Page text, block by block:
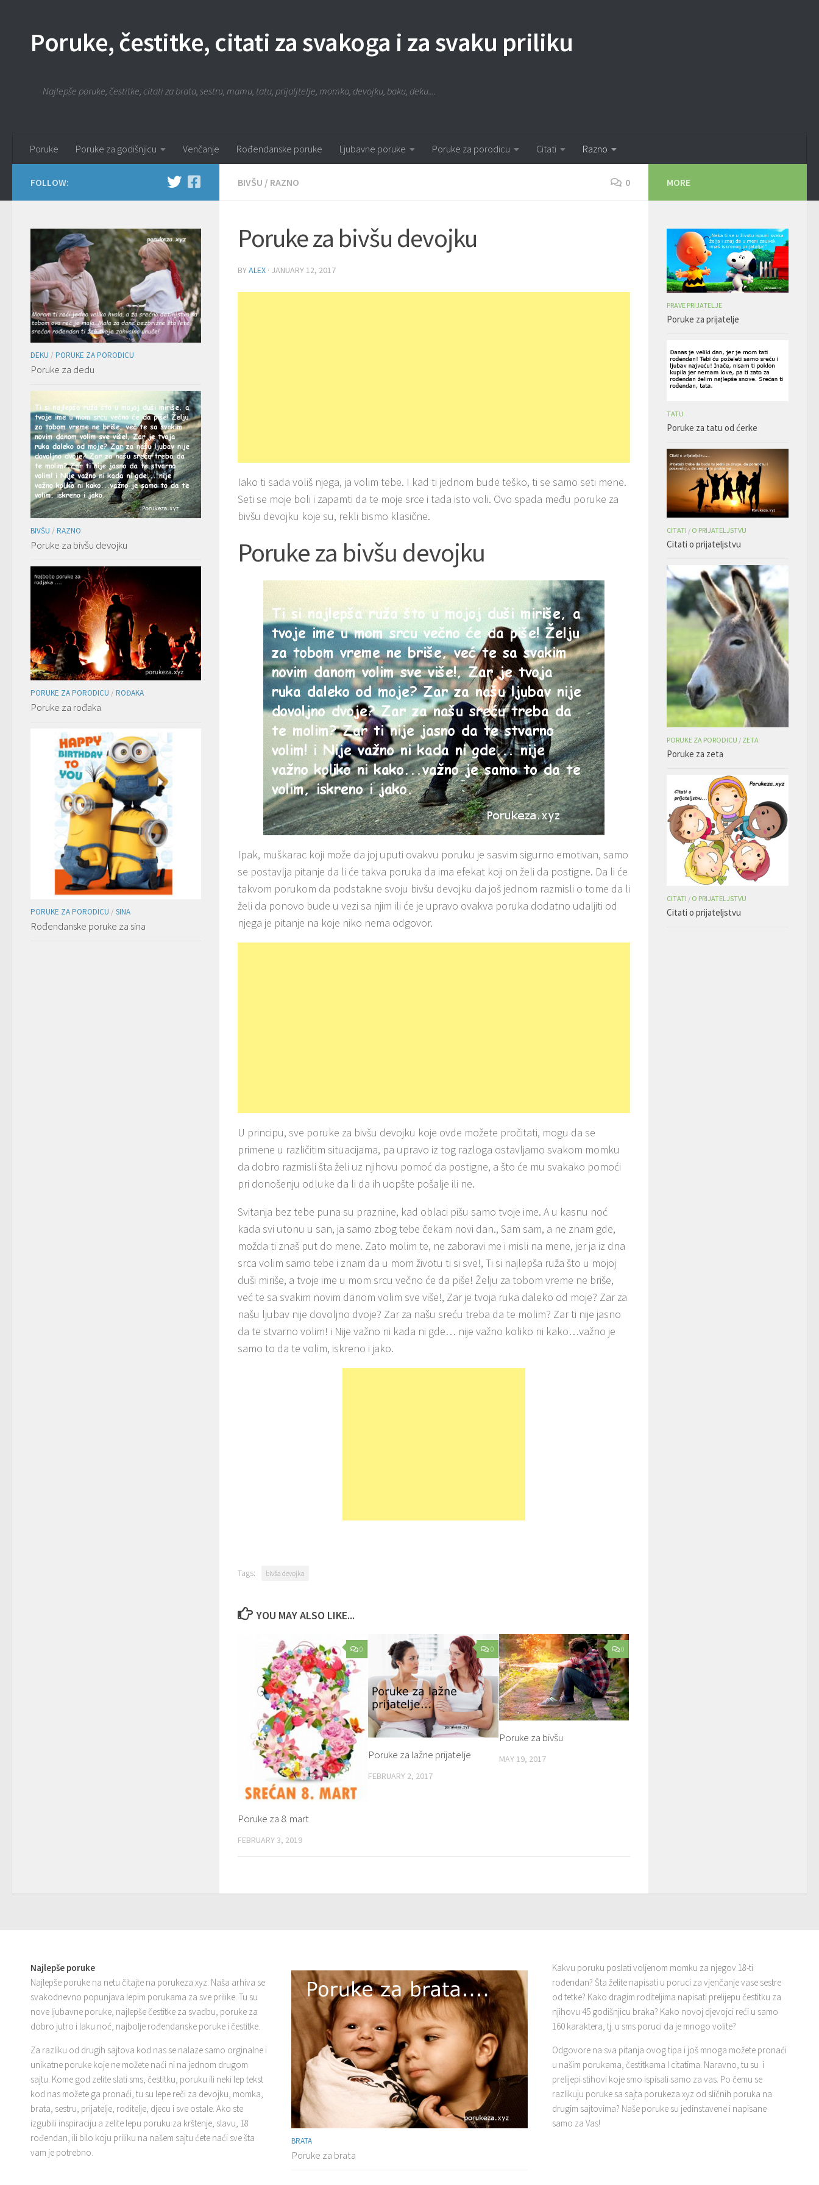
Poruke, čestitke, citati za svakoga i za svaku priliku
Najlepše poruke, čestitke, citati za brata, sestru, mamu, tatu, prijaljtelje, momka, devojku, baku, deku....
Poruke Poruke za godišnjicu Venčanje Rođendanske poruke Ljubavne poruke Poruke za porodicu Citati Razno
BIVŠU / RAZNO 0
Poruke za bivšu devojku
BYALEX · JANUARY 12, 2017
Iako ti sada voliš njega, ja volim tebe. I kad ti jednom bude teško, ti se samo seti mene.
Seti se moje boli i zapamti da te moje srce i tada isto voli. Ovo spada među poruke za
bivšu devojku koje su, rekli bismo klasične.
Poruke za bivšu devojku
Ipak, muškarac koji može da joj uputi ovakvu poruku je sasvim sigurno emotivan, samo
se postavlja pitanje da li će takva poruka da ima efekat koji on želi da postigne. Da li će
takvom porukom da podstakne svoju bivšu devojku da još jednom razmisli o tome da li
želi da ponovo bude u vezi sa njim ili će je upravo ovakva poruka dodatno udaljiti od
njega je pitanje na koje niko nema odgovor.
U principu, sve poruke za bivšu devojku koje ovde možete pročitati, mogu da se
primene u različitim situacijama, pa upravo iz tog razloga ostavljamo svakom momku
da dobro razmisli šta želi uz njihovu pomoć da postigne, a što će mu svakako pomoći
pri donošenju odluke da li da ih uopšte pošalje ili ne.
Svitanja bez tebe puna su praznine, kad oblaci pišu samo tvoje ime. A u kasnu noć
kada svi utonu u san, ja samo zbog tebe čekam novi dan., Sam sam, a ne znam gde,
možda ti znaš put do mene. Zato molim te, ne zaboravi me i misli na mene, jer ja iz dna
srca volim samo tebe i znam da u mom životu ti si sve!, Ti si najlepša ruža što u mojoj
duši miriše, a tvoje ime u mom srcu večno će da piše! Želju za tobom vreme ne briše,
već te sa svakim novim danom volim sve više!, Zar je tvoja ruka daleko od moje? Zar za
našu ljubav nije dovoljno dvoje? Zar za našu sreću treba da te molim? Zar ti nije jasno
da te stvarno volim! i Nije važno ni kada ni gde… nije važno koliko ni kako…važno je
samo to da te volim, iskreno i jako.
Tags: bivša devojka
YOU MAY ALSO LIKE...
0
Poruke za 8. mart
FEBRUARY 3, 2019
0
Poruke za lažne prijatelje
FEBRUARY 2, 2017
0
Poruke za bivšu
MAY 19, 2017
FOLLOW:
DEKU / PORUKE ZA PORODICU
Poruke za dedu
BIVŠU / RAZNO
Poruke za bivšu devojku
PORUKE ZA PORODICU / ROĐAKA
Poruke za rođaka
PORUKE ZA PORODICU / SINA
Rođendanske poruke za sina
MORE
PRAVE PRIJATELJE
Poruke za prijatelje
TATU
Poruke za tatu od ćerke
CITATI / O PRIJATELJSTVU
Citati o prijateljstvu
PORUKE ZA PORODICU / ZETA
Poruke za zeta
CITATI / O PRIJATELJSTVU
Citati o prijateljstvu
Najlepše poruke
Najlepše poruke na netu čitajte na porukeza.xyz. Naša arhiva se
svakodnevno popunjava lepim porukama za sve prilike. Tu su
nove ljubavne poruke, najlepše čestitke za svadbu, poruke za
dobro jutro i laku noć, najbolje rođendanske poruke i čestitke.
Za razliku od drugih sajtova kod nas se nalaze samo orginalne i
unikatne poruke koje ne možete naći ni na jednom drugom
sajtu. Kome god zelite slati sms, čestitku, poruku ili neki lep tekst
kod nas možete ga pronaći, tu su lepe reči za devojku, momka,
brata, sestru, prijatelje, roditelje, djecu i sve ostale. Ako ste
izgubili inspiraciju a zelite lepu poruku za krštenje, slavu, 18
rođendan, ili bilo koju priliku na našem sajtu ćete naći sve šta
vam je potrebno.
BRATA
Poruke za brata
Kakvu poruku poslati voljenom momku za njegov 18-ti
rođendan? Šta želite napisati u poruci za vjenčanje vase sestre
od tetke? Kako dragim roditeljima napisati prelijepu čestitku za
njihovu 45 godišnjicu braka? Kako novoj djevojci reći u samo
160 karaktera, tj. u sms poruci da je mnogo volite?
Odgovore na sva pitanja ovog tipa i još mnoga možete pronaći
u našim porukama, čestitkama I citatima. Naravno, tu su i
prelijepi stihovi koje smo ispisali samo za vas. Po čemu se
razlikuju poruke sa sajta porukeza.xyz od sličnih poruka na
drugim sajtovima? Naše poruke su jedinstavene i napisane
samo za Vas!